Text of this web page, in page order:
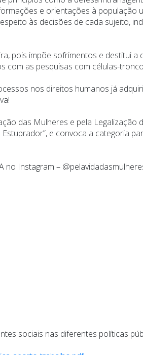
e orientações à
às decisões de cada sujeito,
pois impõe sofrimentos e destitui
com as pesquisas com células-
nos direitos humanos já
das Mulheres e pela
e convoca a categoria
no Instagram –
sociais nas diferentes políticas